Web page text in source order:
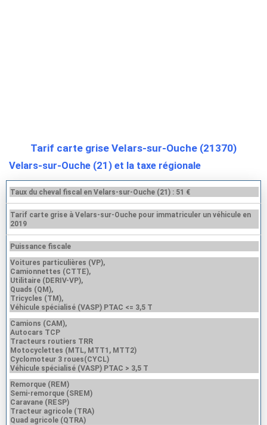
Tarif carte grise Velars-sur-Ouche (21370)
Velars-sur-Ouche (21) et la taxe régionale
Taux du cheval fiscal en Velars-sur-Ouche (21) : 51 €
Tarif carte grise à Velars-sur-Ouche pour immatriculer un véhicule en
2019
Puissance fiscale
Voitures particulières (VP),
Camionnettes (CTTE),
Utilitaire (DERIV-VP),
Quads (QM),
Tricycles (TM),
Véhicule spécialisé (VASP) PTAC <= 3,5 T
Camions (CAM),
Autocars TCP
Tracteurs routiers TRR
Motocyclettes (MTL, MTT1, MTT2)
Cyclomoteur 3 roues(CYCL)
Véhicule spécialisé (VASP) PTAC > 3,5 T
Remorque (REM)
Semi-remorque (SREM)
Caravane (RESP)
Tracteur agricole (TRA)
Quad agricole (QTRA)